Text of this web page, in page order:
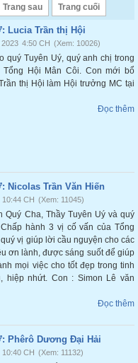
Trang sau Trang cuối
Lucia Trần thị Hội
4:50 CH (Xem: 10026)
quý Tuyên Uý, quý anh chị trong
Tổng Hội Mân Côi. Con mới bổ
thị Hội làm Hội trưởng MC tại
Đọc thêm
Nicolas Trần Văn Hiến
10:44 CH (Xem: 11045)
Quý Cha, Thầy Tuyên Uý và quý
hành 3 vị cố vấn của Tổng
vị giúp lời cầu nguyện cho các
ơn lành, được sáng suốt để giúp
mọi việc cho tốt đẹp trong tinh
hiệp nhứt. Con : Simon Lê văn
Đọc thêm
Phêrô Dương Đại Hải
10:40 CH (Xem: 11132)